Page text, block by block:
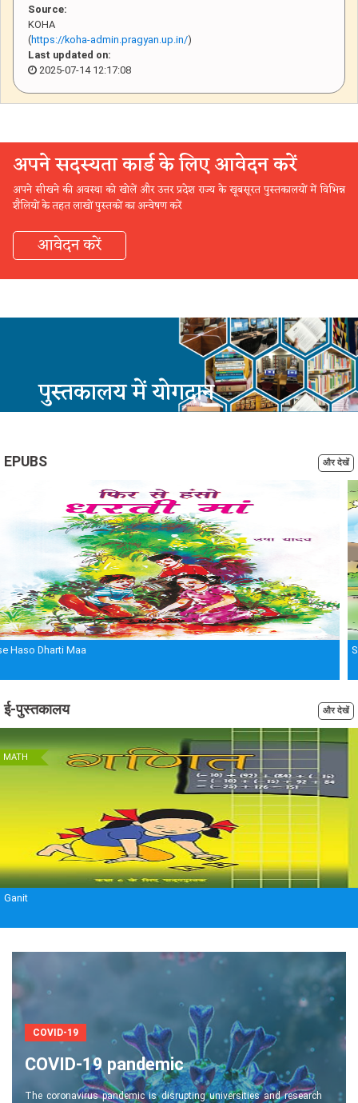
Source:
KOHA
(https://koha-admin.pragyan.up.in/)
Last updated on:
2025-07-14 12:17:08
अपने सदस्यता कार्ड के लिए आवेदन करें
अपने सीखने की अवस्था को खोलें और उत्तर प्रदेश राज्य के खूबसूरत पुस्तकालयों में विभिन्न
शैलियों के तहत लाखों पुस्तकों का अन्वेषण करें
आवेदन करें
पुस्तकालय में योगदान
योगदान करें
EPUBS और देखें
Sahi Faisla
ई-पुस्तकालय और देखें
MATH
Mathematics
COVID-19
COVID-19 pandemic
The coronavirus pandemic is disrupting universities and research